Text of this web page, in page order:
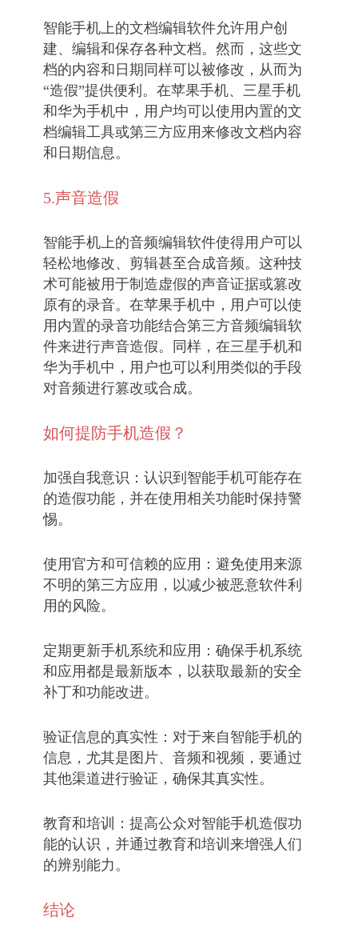
智能手机上的文档编辑软件允许用户创
建、编辑和保存各种文档。然而，这些文
档的内容和日期同样可以被修改，从而为
“造假”提供便利。在苹果手机、三星手机
和华为手机中，用户均可以使用内置的文
档编辑工具或第三方应用来修改文档内容
和日期信息。
5.声音造假
智能手机上的音频编辑软件使得用户可以
轻松地修改、剪辑甚至合成音频。这种技
术可能被用于制造虚假的声音证据或篡改
原有的录音。在苹果手机中，用户可以使
用内置的录音功能结合第三方音频编辑软
件来进行声音造假。同样，在三星手机和
华为手机中，用户也可以利用类似的手段
对音频进行篡改或合成。
如何提防手机造假？
加强自我意识：认识到智能手机可能存在
的造假功能，并在使用相关功能时保持警
惕。
使用官方和可信赖的应用：避免使用来源
不明的第三方应用，以减少被恶意软件利
用的风险。
定期更新手机系统和应用：确保手机系统
和应用都是最新版本，以获取最新的安全
补丁和功能改进。
验证信息的真实性：对于来自智能手机的
信息，尤其是图片、音频和视频，要通过
其他渠道进行验证，确保其真实性。
教育和培训：提高公众对智能手机造假功
能的认识，并通过教育和培训来增强人们
的辨别能力。
结论